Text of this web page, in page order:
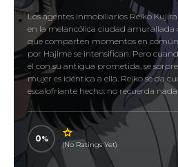
Los agentes inmobiliarios Reiko
en la melancólica ciudad amurallada
que comparten momentos en
por Hajime se intensifican. Pero
él con su antigua prometida, se
mujer es idéntica a ella. Reiko se da
escalofriante hecho: no recuerda
0
(No Ratings Yet)